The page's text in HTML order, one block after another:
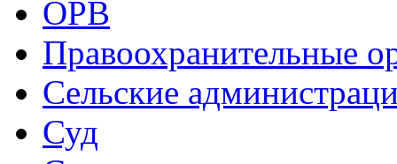
ОРВ
Правоохранительные
Сельские
Суд